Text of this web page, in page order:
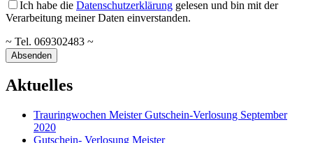
Ich habe die Datenschutzerklärung gelesen und bin mit der
Verarbeitung meiner Daten einverstanden.
~ Tel. 069302483 ~
Aktuelles
Trauringwochen Meister Gutschein-Verlosung September
2020
Gutschein- Verlosung Meister